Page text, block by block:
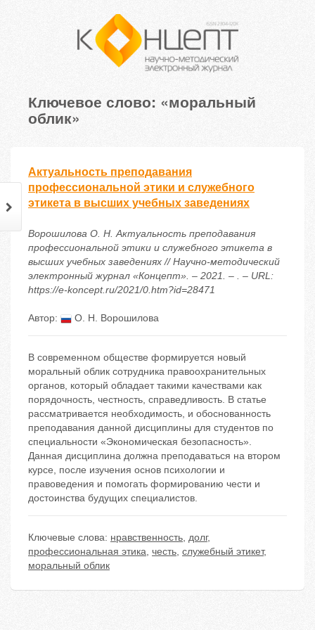
Ключевое слово: «моральный
облик»
Актуальность преподавания
профессиональной этики и служебного
этикета в высших учебных заведениях
Ворошилова О. Н. Актуальность преподавания
профессиональной этики и служебного этикета в
высших учебных заведениях // Научно-методический
электронный журнал «Концепт». – 2021. – . – URL:
https://e-koncept.ru/2021/0.htm?id=28471
Автор: О. Н. Ворошилова
В современном обществе формируется новый
моральный облик сотрудника правоохранительных
органов, который обладает такими качествами как
порядочность, честность, справедливость. В статье
рассматривается необходимость, и обоснованность
преподавания данной дисциплины для студентов по
специальности «Экономическая безопасность».
Данная дисциплина должна преподаваться на втором
курсе, после изучения основ психологии и
правоведения и помогать формированию чести и
достоинства будущих специалистов.
Ключевые слова: нравственность, долг,
профессиональная этика, честь, служебный этикет,
моральный облик